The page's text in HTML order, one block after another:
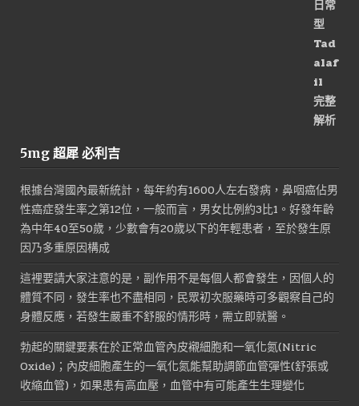
5mg 超犀 必利吉
根據台灣國內最新統計，每年約有1600人左右發病，鼻咽癌佔男
性癌症發生率之第12位，一般而言，男女比例約3比1。好發年齡
為中年40至50歲，少數會有20歲以下的年輕患者，至於發生原
因乃多重原因構成
這裡要請大家注意的是，副作用不是每個人都會發生，因個人的
體質不同，發生率也不盡相同，民眾初次服藥時可多觀察自己的
身體反應，若發生嚴重不舒服的情形時，需立即就醫。
勃起的關鍵要素在於正常血管內皮襯細胞和一氧化氮(Nitric
Oxide)；內皮細胞產生的一氧化氮能幫助調節血管彈性(舒張或
收縮血管)，如果患有高血壓，血管中有可能產生生理變化